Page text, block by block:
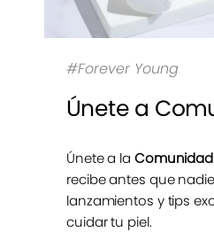
#Forever Young
Únete a
Únete a la
recibe antes que
lanzamientos y tips
cuidar tu piel.